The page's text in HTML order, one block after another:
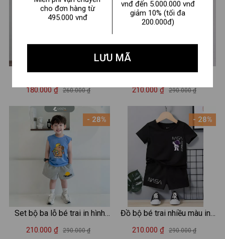
Đồ bộ kẻ bé trai hình số 7-
Loza CK683
180.000 ₫ 260.000 ₫
- 28%
Set bộ ba lỗ bé trai in hình
Capybara - Loza Kids BL347
210.000 ₫ 290.000 ₫
Set bộ ba lỗ bé trai hình
CATMAN - Quần áo bé trai
210.000 ₫ 290.000 ₫
- 28%
Đồ bộ bé trai nhiều màu in
hình - Set đồ bé trai (áo thun
210.000 ₫ 290.000 ₫
cho đơn hàng từ
495.000 vnđ
vnđ đến 5.000.000 vnđ
giảm 10% (tối đa
200.000đ)
LƯU MÃ